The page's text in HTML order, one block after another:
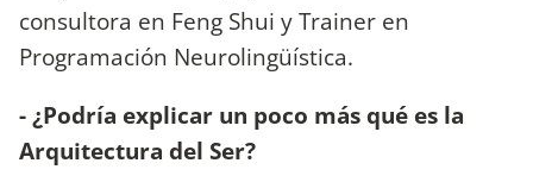
consultora en Feng Shui y Trainer en
Programación Neurolingüística.
- ¿Podría explicar un poco más qué es la
Arquitectura del Ser?